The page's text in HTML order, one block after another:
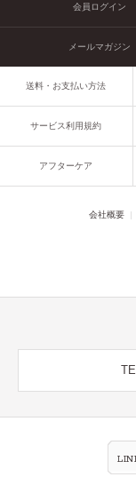
会員ログイン
メールマガジン
送料・お支払い方法
サービス利用規約
アフターケア
会社概要